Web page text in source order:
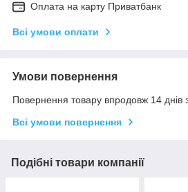
Оплата на карту Приватбанк
Всі умови оплати
Умови повернення
Повернення товару впродовж 14 днів
Всі умови повернення
Подібні товари компанії